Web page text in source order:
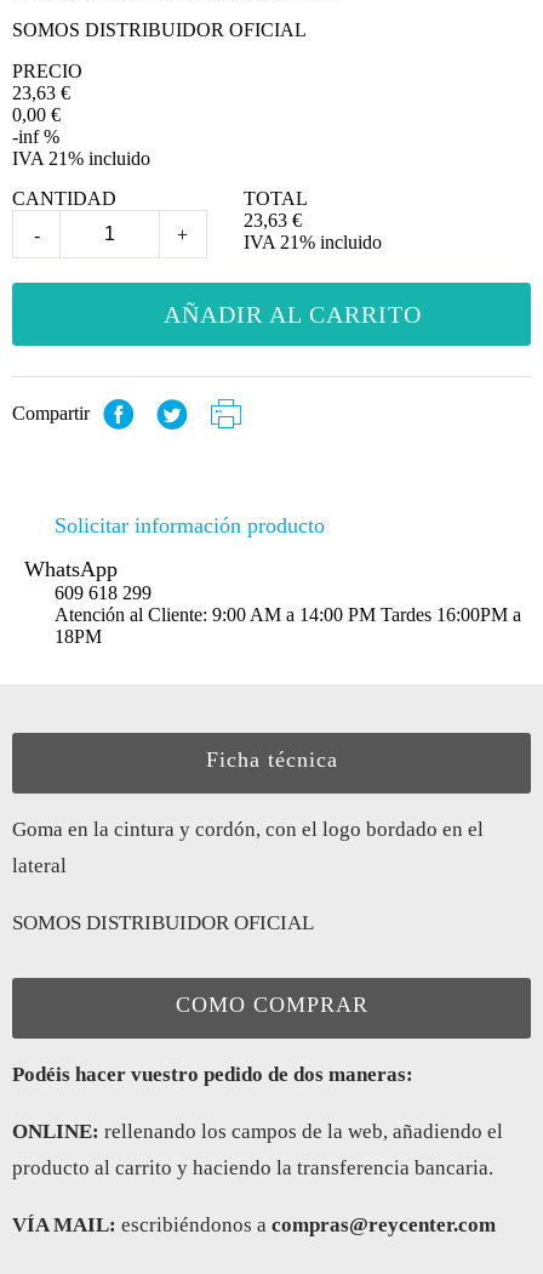
SOMOS DISTRIBUIDOR OFICIAL
PRECIO
23,63 €
0,00 €
-inf %
IVA 21% incluido
CANTIDAD
-
+
TOTAL
23,63 €
IVA 21% incluido
AÑADIR AL CARRITO
Compartir
Solicitar información producto
WhatsApp
609 618 299
Atención al Cliente: 9:00 AM a 14:00 PM Tardes 16:00PM a
18PM
Ficha técnica
Goma en la cintura y cordón, con el logo bordado en el
lateral
SOMOS DISTRIBUIDOR OFICIAL
COMO COMPRAR
Podéis hacer vuestro pedido de dos maneras:
ONLINE: rellenando los campos de la web, añadiendo el
producto al carrito y haciendo la transferencia bancaria.
VÍA MAIL: escribiéndonos a compras@reycenter.com